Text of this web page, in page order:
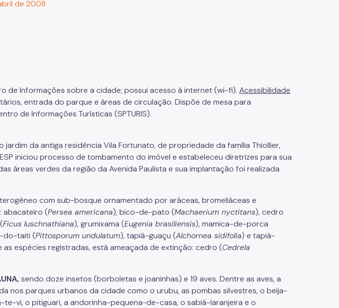
de 2008
de Informações sobre a cidade; possui acesso à internet (wi-fi). Acessibilidade
entrada do parque e áreas de circulação. Dispõe de mesa para
de Informações Turísticas (SPTURIS).
jardim da antiga residência Vila Fortunato, de propriedade da família Thiollier,
iniciou processo de tombamento do imóvel e estabeleceu diretrizes para sua
áreas verdes da região da Avenida Paulista e sua implantação foi realizada
com sub-bosque ornamentado por aráceas, bromeliáceas e
: abacateiro (Persea americana), bico-de-pato (Machaerium nyctitans), cedro
Ficus luschnathiana), grumixama (Eugenia brasiliensis), mamica-de-porca
do-taiti (Pittosporum undulatum), tapiá-guaçu (Alchornea sidifolia) e tapiá-
as espécies registradas, está ameaçada de extinção: cedro (Cedrela
sendo doze insetos (borboletas e joaninhas) e 19 aves. Dentre as aves, a
nos parques urbanos da cidade como o urubu, as pombas silvestres, o beija-
vi, o pitiguari, a andorinha-pequena-de-casa, o sabiá-laranjeira e o